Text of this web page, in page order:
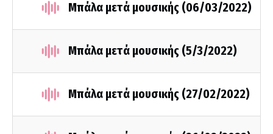
Μπάλα μετά μουσικής (06/03/2022)
Μπάλα μετά μουσικής (5/3/2022)
Μπάλα μετά μουσικής (27/02/2022)